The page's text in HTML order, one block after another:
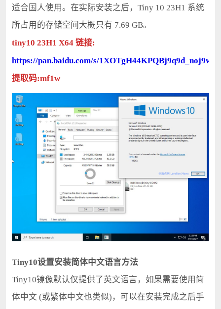
适合国人使用。在实际安装之后，Tiny 10 23H1 系统
所占用的存储空间大概只有 7.69 GB。
tiny10 23H1 X64 链接:
https://pan.baidu.com/s/1XOTgH44KPQBj9q9d_noj9w
提取码:mf1w
Tiny10设置安装简体中文语言方法
Tiny10镜像默认仅提供了英文语言，如果需要使用简
体中文 (或繁体中文也类似)，可以在安装完成之后手